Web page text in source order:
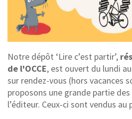
Notre dépôt ‘Lire c’est partir’,
de l'OCCE, est ouvert du lundi
sur rendez-vous (hors vacances
proposons une grande partie
l’éditeur. Ceux-ci sont vendus au